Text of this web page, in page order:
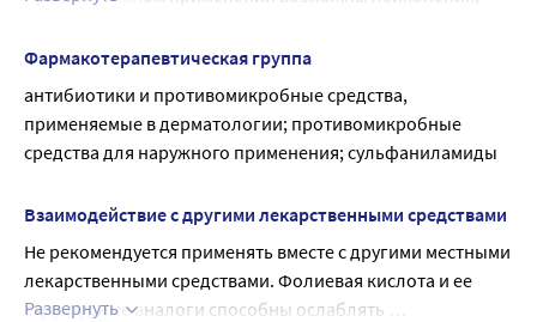
Фармакотерапевтическая группа
антибиотики и противомикробные средства,
применяемые в дерматологии; противомикробные
средства для наружного применения; сульфаниламиды
Взаимодействие с другими лекарственными средствами
Не рекомендуется применять вместе с другими местными
лекарственными средствами. Фолиевая кислота и ее
структурные аналоги способны ослаблять
Развернуть